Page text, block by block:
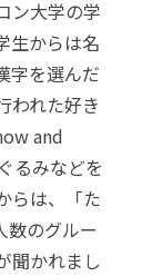
ン大学の学
生からは名
字を選んだ
われた好き
and
るみなどを
らは、「た
数のグルー
聞かれまし